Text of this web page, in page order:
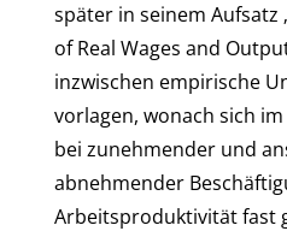
später in seinem Aufsatz
of Real Wages and
inzwischen empirische
vorlagen, wonach sich
bei zunehmender und
abnehmender
Arbeitsproduktivität fast